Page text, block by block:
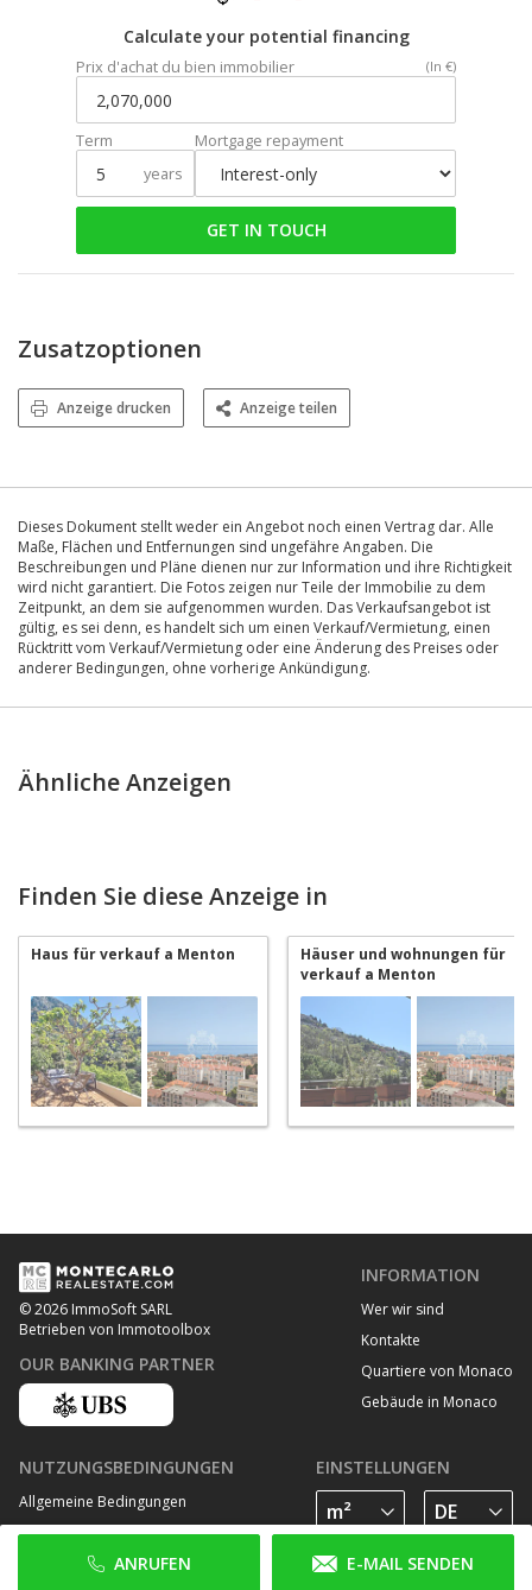
Calculate your potential financing
Prix d'achat du bien immobilier (In €)
Term
years
Mortgage repayment
GET IN TOUCH
ANRUFEN E-MAIL SENDEN
Zusatzoptionen
Anzeige drucken Anzeige teilen
Dieses Dokument stellt weder ein Angebot noch einen Vertrag dar. Alle
Maße, Flächen und Entfernungen sind ungefähre Angaben. Die
Beschreibungen und Pläne dienen nur zur Information und ihre Richtigkeit
wird nicht garantiert. Die Fotos zeigen nur Teile der Immobilie zu dem
Zeitpunkt, an dem sie aufgenommen wurden. Das Verkaufsangebot ist
gültig, es sei denn, es handelt sich um einen Verkauf/Vermietung, einen
Rücktritt vom Verkauf/Vermietung oder eine Änderung des Preises oder
anderer Bedingungen, ohne vorherige Ankündigung.
Ähnliche Anzeigen
Finden Sie diese Anzeige in
Haus für verkauf a Menton
Häuser und wohnungen für
verkauf a Menton
© 2026 ImmoSoft SARL
Betrieben von Immotoolbox
OUR BANKING PARTNER
INFORMATION
Wer wir sind
Kontakte
Quartiere von Monaco
Gebäude in Monaco
NUTZUNGSBEDINGUNGEN
Allgemeine Bedingungen
Datenschutz Bestimmungen
Cookie Richtlinie
EINSTELLUNGEN
FOLGE UNS AUF